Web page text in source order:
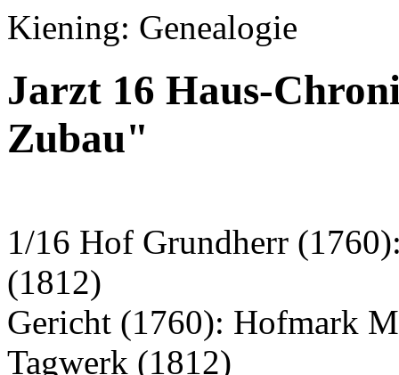
Kiening: Genealogie
Jarzt 16 Haus-
Zubau"
1/16 Hof Grundherr
(1812)
Gericht (1760): Hofmark
Tagwerk (1812)